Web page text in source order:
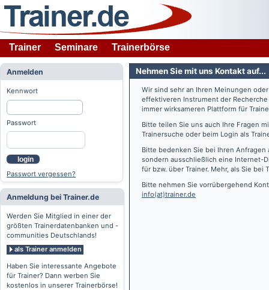
Trainer Seminare Trainerbörse
Anmelden
Kennwort
Passwort
login
Passwort vergessen?
Anmeldung bei Trainer.de
Werden Sie Mitglied in einer der
größten Trainerdatenbanken und -
communities Deutschlands!
als Trainer anmelden
Haben Sie interessante Angebote
für Trainer? Dann werben Sie
kostenlos in unserer Trainerbörse!
Nehmen Sie mit uns Kontakt auf...
Wir sind sehr an Ihren Meinungen
effektiveren Instrument der
immer wirksameren Plattform für
Bitte teilen Sie uns auch Ihre Fragen
Trainersuche oder beim Login als
Bitte bedenken Sie bei Ihren
sondern ausschließlich eine Internet-
für bzw. über Trainer. Mehr, als Sie bei
Bitte nehmen Sie vorrübergehend
info(at)trainer.de